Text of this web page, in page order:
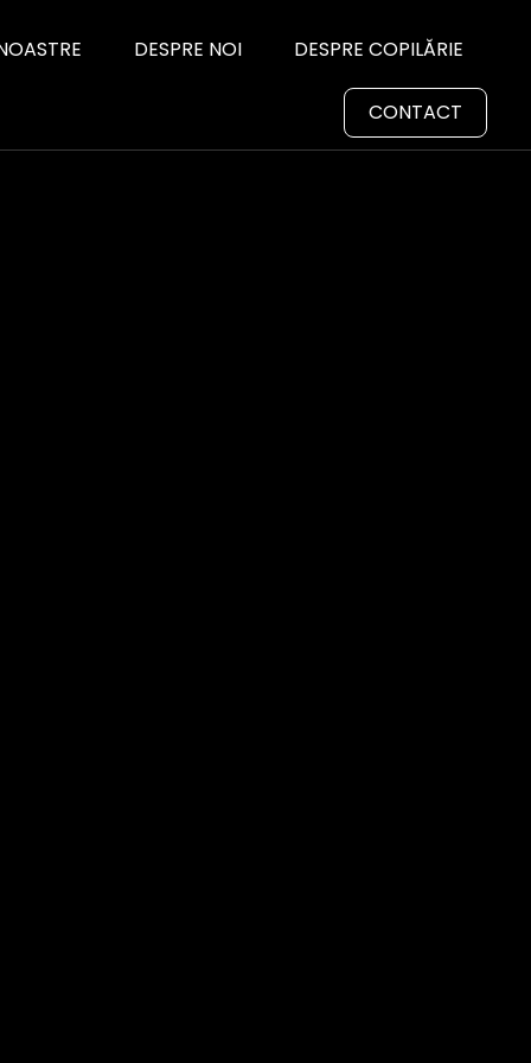
DESPRE NOI DESPRE COPILĂRIE
CONTACT